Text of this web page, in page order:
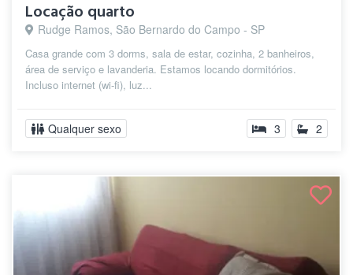
Locação quarto
Rudge Ramos, São Bernardo do Campo - SP
Casa grande com 3 dorms, sala de estar, cozinha, 2 banheiros,
área de serviço e lavanderia. Estamos locando dormitórios.
Incluso internet (wi-fi), luz...
Qualquer sexo 3 2